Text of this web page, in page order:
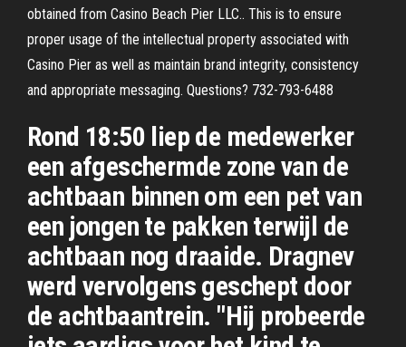
obtained from Casino Beach Pier LLC.. This is to ensure
proper usage of the intellectual property associated with
Casino Pier as well as maintain brand integrity, consistency
and appropriate messaging. Questions? 732-793-6488
Rond 18:50 liep de medewerker
een afgeschermde zone van de
achtbaan binnen om een pet van
een jongen te pakken terwijl de
achtbaan nog draaide. Dragnev
werd vervolgens geschept door
de achtbaantrein. "Hij probeerde